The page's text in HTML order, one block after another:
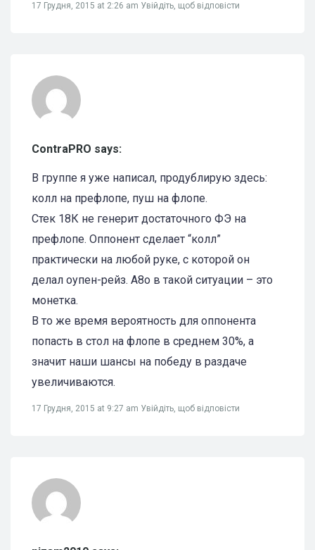
17 Грудня, 2015 at 2:26 am Увійдіть, щоб відповісти
ContraPRO says:
В группе я уже написал, продублирую здесь:
колл на префлопе, пуш на флопе.
Стек 18К не генерит достаточного ФЭ на
префлопе. Оппонент сделает “колл”
практически на любой руке, с которой он
делал оупен-рейз. А8о в такой ситуации – это
монетка.
В то же время вероятность для оппонента
попасть в стол на флопе в среднем 30%, а
значит наши шансы на победу в раздаче
увеличиваются.
17 Грудня, 2015 at 9:27 am Увійдіть, щоб відповісти